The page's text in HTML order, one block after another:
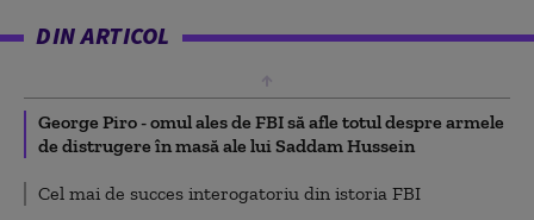
DIN ARTICOL
George Piro - omul ales de FBI să afle totul despre armele
de distrugere în masă ale lui Saddam Hussein
Cel mai de succes interogatoriu din istoria FBI